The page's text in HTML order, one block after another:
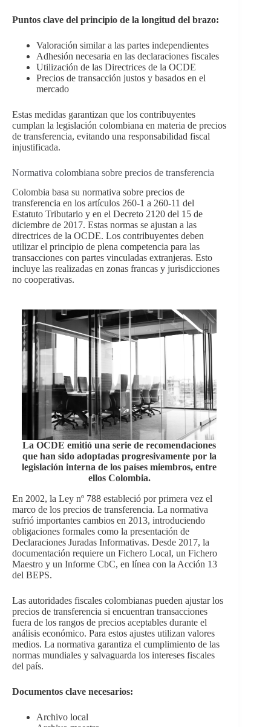
Puntos clave del principio de la longitud del brazo:
Valoración similar a las partes independientes
Adhesión necesaria en las declaraciones fiscales
Utilización de las Directrices de la OCDE
Precios de transacción justos y basados en el
mercado
Estas medidas garantizan que los contribuyentes
cumplan la legislación colombiana en materia de precios
de transferencia, evitando una responsabilidad fiscal
injustificada.
Normativa colombiana sobre precios de transferencia
Colombia basa su normativa sobre precios de
transferencia en los artículos 260-1 a 260-11 del
Estatuto Tributario y en el Decreto 2120 del 15 de
diciembre de 2017. Estas normas se ajustan a las
directrices de la OCDE. Los contribuyentes deben
utilizar el principio de plena competencia para las
transacciones con partes vinculadas extranjeras. Esto
incluye las realizadas en zonas francas y jurisdicciones
no cooperativas.
La OCDE emitió una serie de recomendaciones
que han sido adoptadas progresivamente por la
legislación interna de los países miembros, entre
ellos Colombia.
En 2002, la Ley nº 788 estableció por primera vez el
marco de los precios de transferencia. La normativa
sufrió importantes cambios en 2013, introduciendo
obligaciones formales como la presentación de
Declaraciones Juradas Informativas. Desde 2017, la
documentación requiere un Fichero Local, un Fichero
Maestro y un Informe CbC, en línea con la Acción 13
del BEPS.
Las autoridades fiscales colombianas pueden ajustar los
precios de transferencia si encuentran transacciones
fuera de los rangos de precios aceptables durante el
análisis económico. Para estos ajustes utilizan valores
medios. La normativa garantiza el cumplimiento de las
normas mundiales y salvaguarda los intereses fiscales
del país.
Documentos clave necesarios:
Archivo local